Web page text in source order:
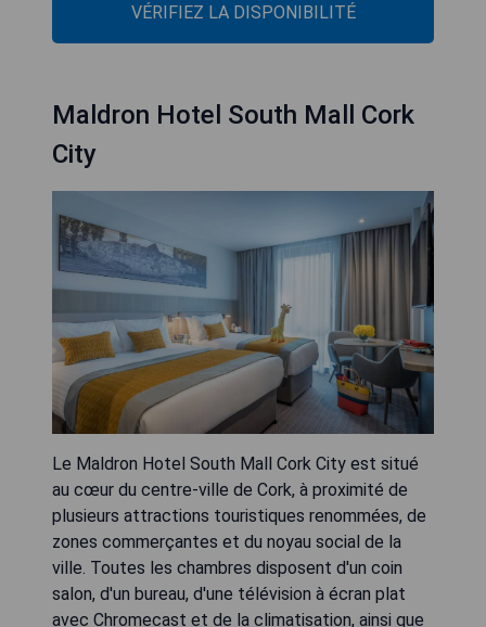
VÉRIFIEZ LA DISPONIBILITÉ
Maldron Hotel South Mall Cork
City
Le Maldron Hotel South Mall Cork City est situé
au cœur du centre-ville de Cork, à proximité de
plusieurs attractions touristiques renommées, de
zones commerçantes et du noyau social de la
ville. Toutes les chambres disposent d'un coin
salon, d'un bureau, d'une télévision à écran plat
avec Chromecast et de la climatisation, ainsi que